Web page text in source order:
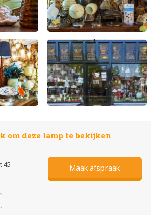
om deze lamp te bekijken
45
Maak afspraak